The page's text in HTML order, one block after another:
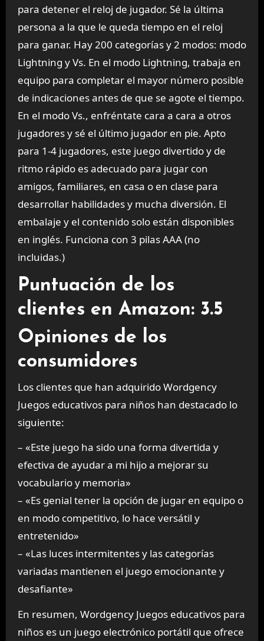
para detener el reloj de jugador. Sé la última
persona a la que le queda tiempo en el reloj
para ganar. Hay 200 categorías y 2 modos: modo
Lightning y Vs. En el modo Lightning, trabaja en
equipo para completar el mayor número posible
de indicaciones antes de que se agote el tiempo.
En el modo Vs., enfréntate cara a cara a otros
jugadores y sé el último jugador en pie. Apto
para 1-4 jugadores, este juego divertido y de
ritmo rápido es adecuado para jugar con
amigos, familiares, en casa o en clase para
desarrollar habilidades y mucha diversión. El
embalaje y el contenido solo están disponibles
en inglés. Funciona con 3 pilas AAA (no
incluidas.)
Puntuación de los
clientes en Amazon: 3.5
Opiniones de los
consumidores
Los clientes que han adquirido Wordgency
Juegos educativos para niños han destacado lo
siguiente:
– «Este juego ha sido una forma divertida y
efectiva de ayudar a mi hijo a mejorar su
vocabulario y memoria»
– «Es genial tener la opción de jugar en equipo o
en modo competitivo, lo hace versátil y
entretenido»
– «Las luces intermitentes y las categorías
variadas mantienen el juego emocionante y
desafiante»
En resumen, Wordgency Juegos educativos para
niños es un juego electrónico portátil que ofrece